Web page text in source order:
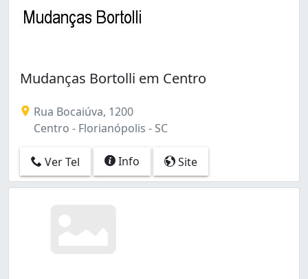
Mudanças Bortolli em Centro
Rua Bocaiúva, 1200
Centro - Florianópolis - SC
Ver Tel Info Site